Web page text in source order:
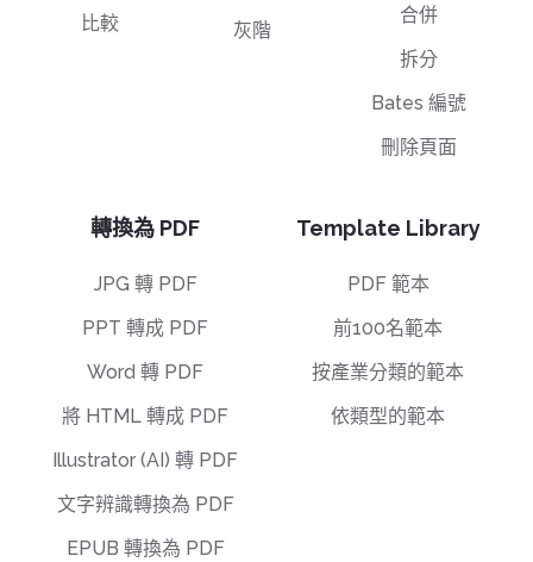
比較
灰階
合併
拆分
Bates 編號
刪除頁面
轉換為 PDF
JPG 轉 PDF
PPT 轉成 PDF
Word 轉 PDF
將 HTML 轉成 PDF
Illustrator (AI) 轉 PDF
文字辨識轉換為 PDF
EPUB 轉換為 PDF
Template Library
PDF 範本
前100名範本
按產業分類的範本
依類型的範本